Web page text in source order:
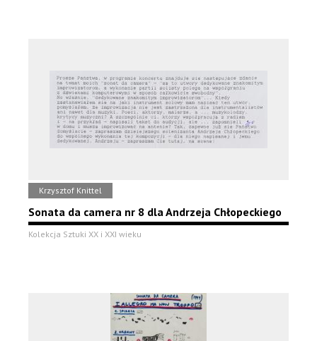
Krzysztof Knittel
Sonata da camera nr 8 dla Andrzeja Chłopeckiego
Kolekcja Sztuki XX i XXI wieku